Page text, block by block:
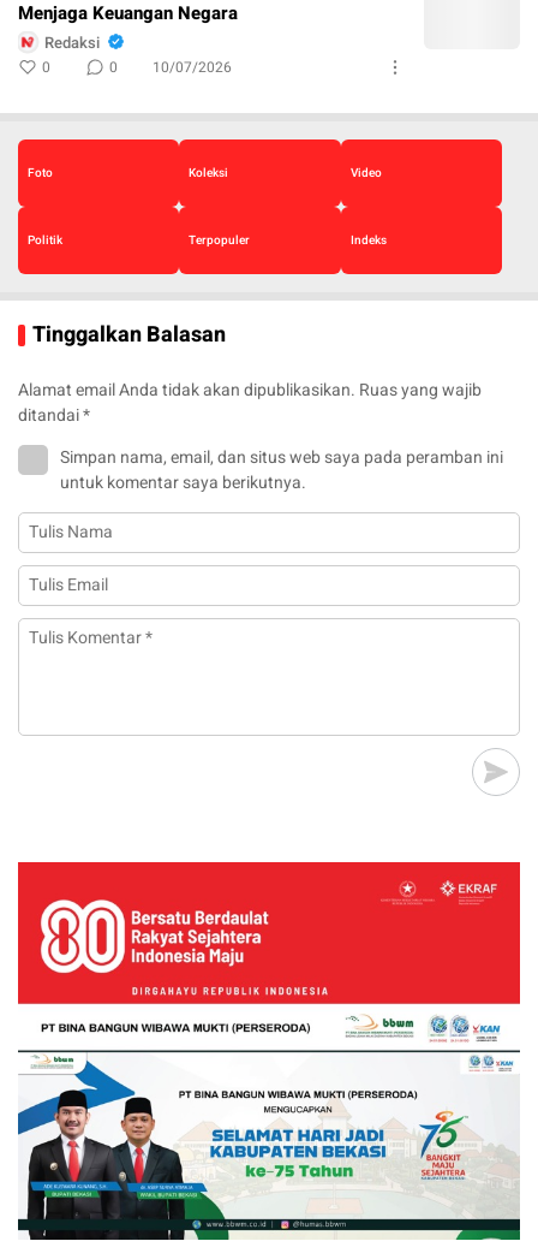
Menjaga Keuangan Negara
Redaksi
0 0 10/07/2026
Foto Koleksi Video
Politik Terpopuler Indeks
Tinggalkan Balasan
Alamat email Anda tidak akan dipublikasikan. Ruas yang wajib
ditandai*
Simpan nama, email, dan situs web saya pada peramban ini
untuk komentar saya berikutnya.